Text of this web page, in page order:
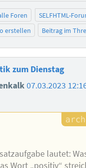
Foren SELFHTML-
erstellen
Beitrag im
zum Dienstag
07.03.2023
lautet:
Wort „positiv“